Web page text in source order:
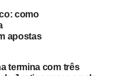
como
apostas
termina com três